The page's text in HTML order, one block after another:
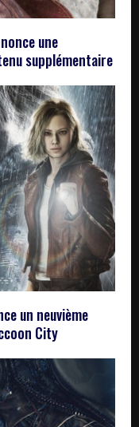
une
supplémentaire
un neuvième
City